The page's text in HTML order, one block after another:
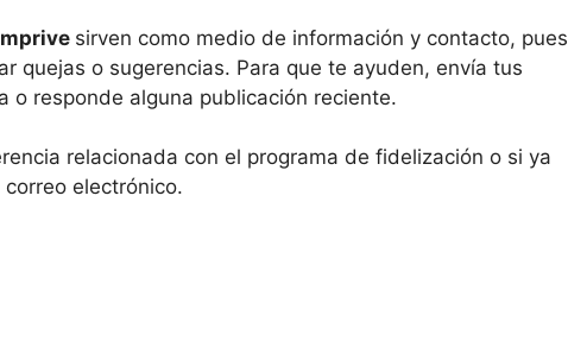
sirven como medio de información y contacto, pues
quejas o sugerencias. Para que te ayuden, envía tus
o responde alguna publicación reciente.
relacionada con el programa de fidelización o si ya
electrónico.